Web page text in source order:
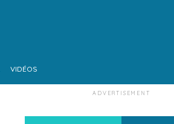
VIDÉOS
ADVERTISEMENT